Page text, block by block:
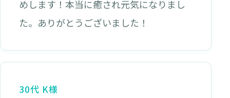
めします！本当に癒され元気になりまし
た。ありがとうございました！
30代 K様